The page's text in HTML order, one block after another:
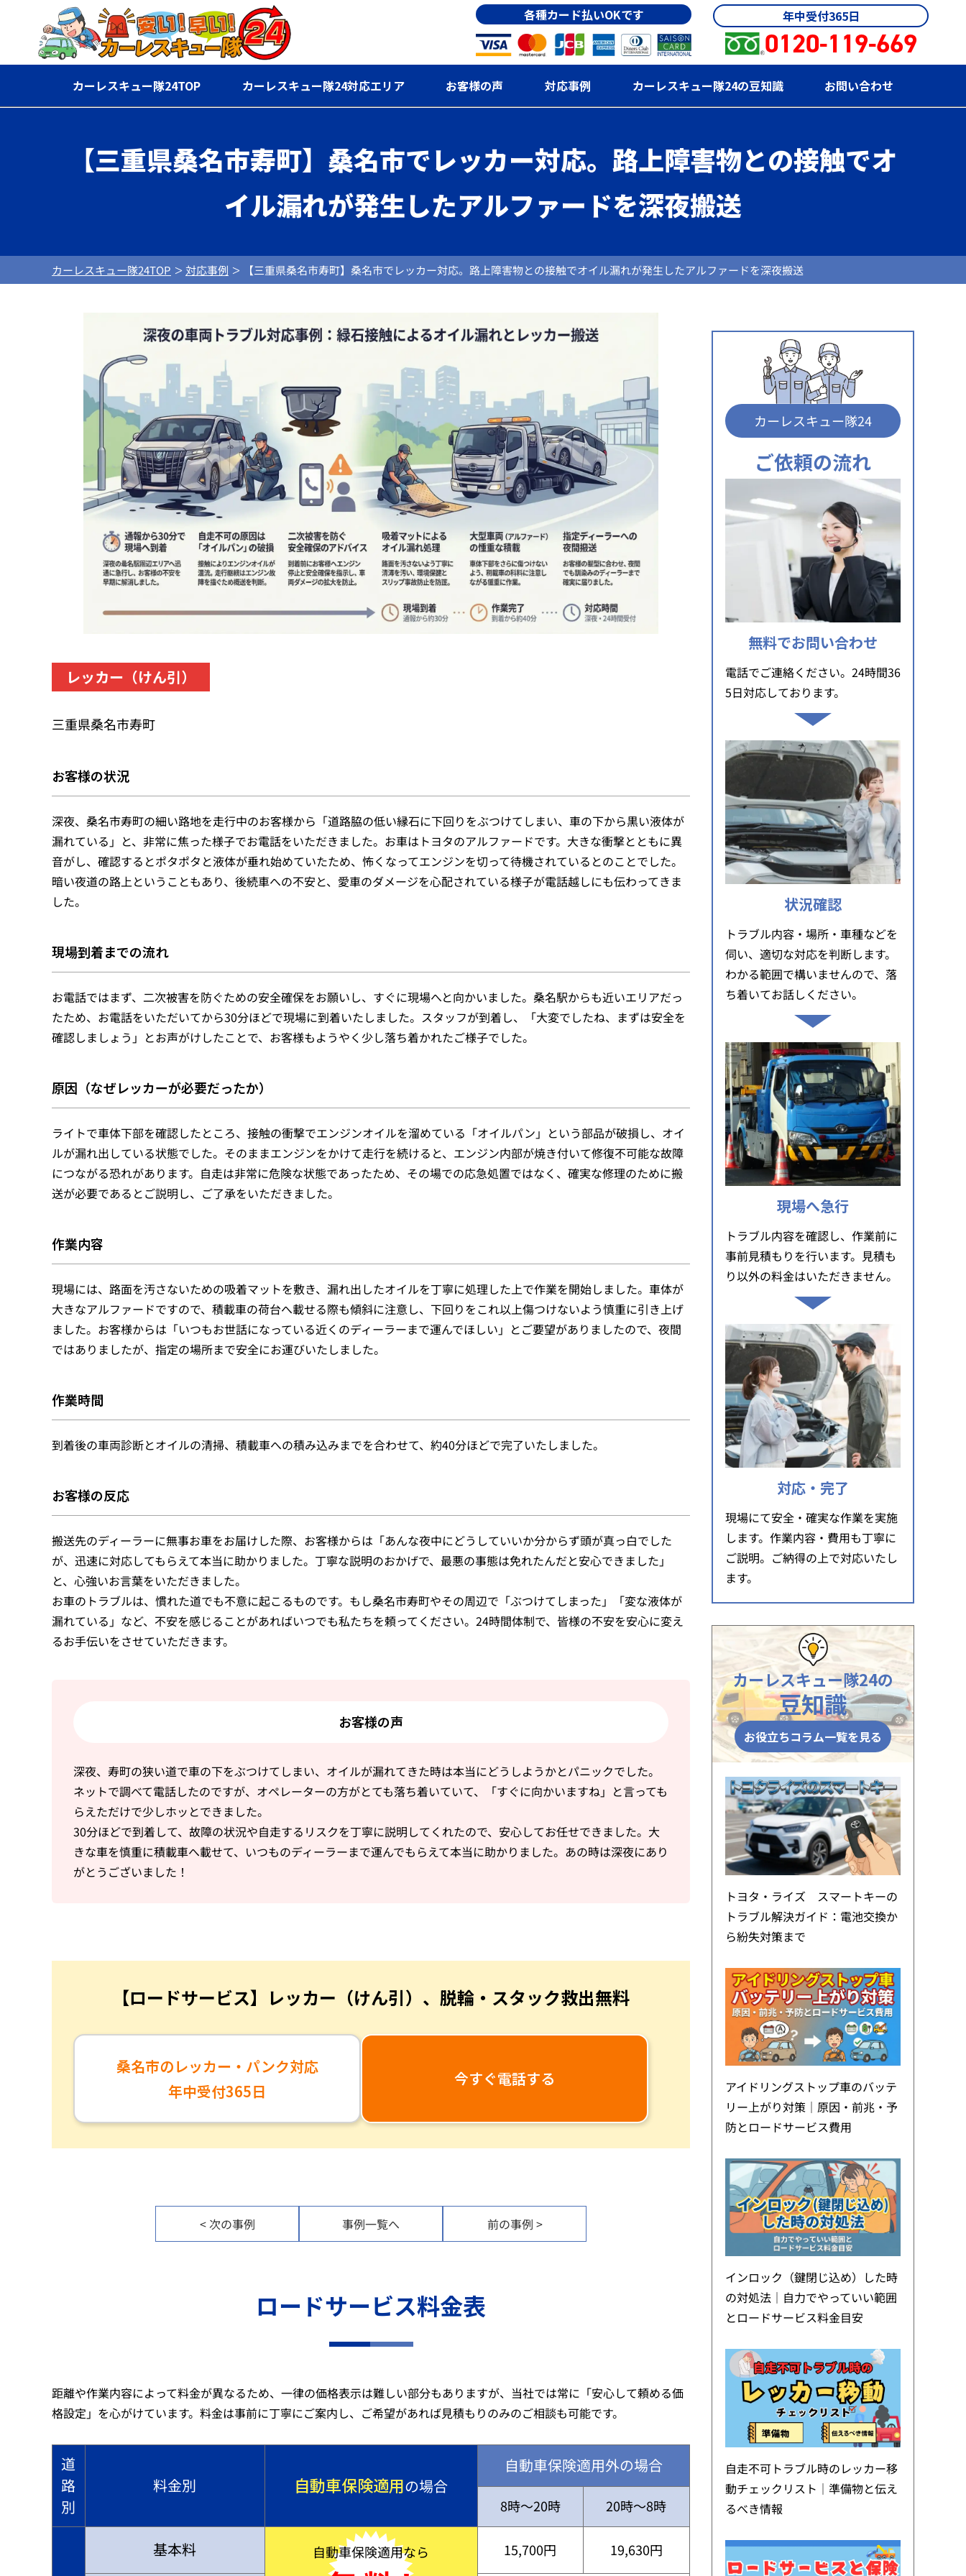
各種カード払いOKです 年中受付365日
0120-119-669
カーレスキュー隊24TOP カーレスキュー隊24対応エリア お客様の声 対応事例 カーレスキュー隊24の豆知識 お問い合わせ
【三重県桑名市寿町】桑名市でレッカー対応。路上障害物との接触でオ
イル漏れが発生したアルファードを深夜搬送
カーレスキュー隊24TOP 対応事例 【三重県桑名市寿町】桑名市でレッカー対応。路上障害物との接触でオイル漏れが発生したアルファードを深夜搬送
レッカー（けん引）
三重県桑名市寿町
お客様の状況
深夜、桑名市寿町の細い路地を走行中のお客様から「道路脇の低い縁石に下回りをぶつけてしまい、車の下から黒い液体が
漏れている」と、非常に焦った様子でお電話をいただきました。お車はトヨタのアルファードです。大きな衝撃とともに異
音がし、確認するとポタポタと液体が垂れ始めていたため、怖くなってエンジンを切って待機されているとのことでした。
暗い夜道の路上ということもあり、後続車への不安と、愛車のダメージを心配されている様子が電話越しにも伝わってきま
した。
現場到着までの流れ
お電話ではまず、二次被害を防ぐための安全確保をお願いし、すぐに現場へと向かいました。桑名駅からも近いエリアだっ
たため、お電話をいただいてから30分ほどで現場に到着いたしました。スタッフが到着し、「大変でしたね、まずは安全を
確認しましょう」とお声がけしたことで、お客様もようやく少し落ち着かれたご様子でした。
原因（なぜレッカーが必要だったか）
ライトで車体下部を確認したところ、接触の衝撃でエンジンオイルを溜めている「オイルパン」という部品が破損し、オイ
ルが漏れ出している状態でした。そのままエンジンをかけて走行を続けると、エンジン内部が焼き付いて修復不可能な故障
につながる恐れがあります。自走は非常に危険な状態であったため、その場での応急処置ではなく、確実な修理のために搬
送が必要であるとご説明し、ご了承をいただきました。
作業内容
現場には、路面を汚さないための吸着マットを敷き、漏れ出したオイルを丁寧に処理した上で作業を開始しました。車体が
大きなアルファードですので、積載車の荷台へ載せる際も傾斜に注意し、下回りをこれ以上傷つけないよう慎重に引き上げ
ました。お客様からは「いつもお世話になっている近くのディーラーまで運んでほしい」とご要望がありましたので、夜間
ではありましたが、指定の場所まで安全にお運びいたしました。
作業時間
到着後の車両診断とオイルの清掃、積載車への積み込みまでを合わせて、約40分ほどで完了いたしました。
お客様の反応
搬送先のディーラーに無事お車をお届けした際、お客様からは「あんな夜中にどうしていいか分からず頭が真っ白でした
が、迅速に対応してもらえて本当に助かりました。丁寧な説明のおかげで、最悪の事態は免れたんだと安心できました」
と、心強いお言葉をいただきました。
お車のトラブルは、慣れた道でも不意に起こるものです。もし桑名市寿町やその周辺で「ぶつけてしまった」「変な液体が
漏れている」など、不安を感じることがあればいつでも私たちを頼ってください。24時間体制で、皆様の不安を安心に変え
るお手伝いをさせていただきます。
お客様の声
深夜、寿町の狭い道で車の下をぶつけてしまい、オイルが漏れてきた時は本当にどうしようかとパニックでした。
ネットで調べて電話したのですが、オペレーターの方がとても落ち着いていて、「すぐに向かいますね」と言っても
らえただけで少しホッとできました。
30分ほどで到着して、故障の状況や自走するリスクを丁寧に説明してくれたので、安心してお任せできました。大
きな車を慎重に積載車へ載せて、いつものディーラーまで運んでもらえて本当に助かりました。あの時は深夜にあり
がとうございました！
【ロードサービス】レッカー（けん引）、 脱輪・スタック救出無料
桑名市のレッカー・パンク対応
年中受付365日
今すぐ電話する
< 次の事例 事例一覧へ 前の事例 >
ロードサービス料金表
距離や作業内容によって料金が異なるため、一律の価格表示は難しい部分もありますが、当社では常に「安心して頼める価
格設定」を心がけています。料金は事前に丁寧にご案内し、ご希望があれば見積もりのみのご相談も可能です。
道
路
別
料金別 自動車保険適用の場合
自動車保険適用外の場合
8時～20時 20時～8時
基本料 自動車保険適用なら 15,700円 19,630円
カーレスキュー隊24
ご依頼の流れ
無料でお問い合わせ
電話でご連絡ください。24時間36
5日対応しております。
状況確認
トラブル内容・場所・車種などを
伺い、適切な対応を判断します。
わかる範囲で構いませんので、落
ち着いてお話しください。
現場へ急行
トラブル内容を確認し、作業前に
事前見積もりを行います。見積も
り以外の料金はいただきません。
対応・完了
現場にて安全・確実な作業を実施
します。作業内容・費用も丁寧に
ご説明。ご納得の上で対応いたし
ます。
カーレスキュー隊24の
豆知識
お役立ちコラム一覧を見る
トヨタ・ライズ スマートキーの
トラブル解決ガイド：電池交換か
ら紛失対策まで
アイドリングストップ車のバッテ
リー上がり対策｜原因・前兆・予
防とロードサービス費用
インロック（鍵閉じ込め）した時
の対処法｜自力でやっていい範囲
とロードサービス料金目安
自走不可トラブル時のレッカー移
動チェックリスト｜準備物と伝え
るべき情報